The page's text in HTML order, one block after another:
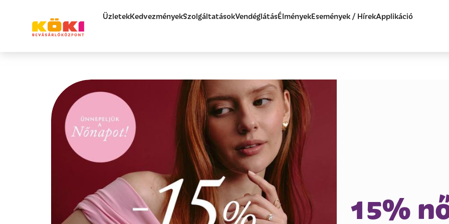
ÜzletekKedvezményekSzolgáltatásokVendéglátásÉlményekEsemények / HírekApplikáció
15%